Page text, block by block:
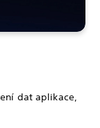
dat aplikace,